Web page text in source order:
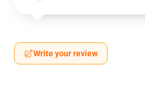
Write your review